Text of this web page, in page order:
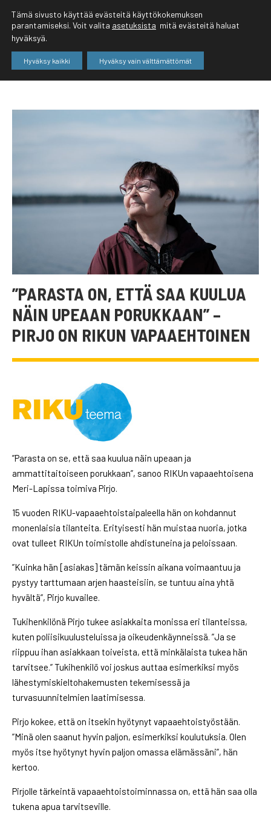
”PARASTA ON, ETTÄ SAA KUULUA
NÄIN UPEAAN PORUKKAAN” –
PIRJO ON RIKUN VAPAAEHTOINEN
”Parasta on se, että saa kuulua näin upeaan ja
ammattitaitoiseen porukkaan”, sanoo RIKUn vapaaehtoisena
Meri-Lapissa toimiva Pirjo.
15 vuoden RIKU-vapaaehtoistaipaleella hän on kohdannut
monenlaisia tilanteita. Erityisesti hän muistaa nuoria, jotka
ovat tulleet RIKUn toimistolle ahdistuneina ja peloissaan.
”Kuinka hän [asiakas] tämän keissin aikana voimaantuu ja
pystyy tarttumaan arjen haasteisiin, se tuntuu aina yhtä
hyvältä”, Pirjo kuvailee.
Tukihenkilönä Pirjo tukee asiakkaita monissa eri tilanteissa,
kuten poliisikuulusteluissa ja oikeudenkäynneissä. ”Ja se
riippuu ihan asiakkaan toiveista, että minkälaista tukea hän
tarvitsee.” Tukihenkilö voi joskus auttaa esimerkiksi myös
lähestymiskieltohakemusten tekemisessä ja
turvasuunnitelmien laatimisessa.
Pirjo kokee, että on itsekin hyötynyt vapaaehtoistyöstään.
”Minä olen saanut hyvin paljon, esimerkiksi koulutuksia. Olen
myös itse hyötynyt hyvin paljon omassa elämässäni”, hän
kertoo.
Pirjolle tärkeintä vapaaehtoistoiminnassa on, että hän saa olla
tukena apua tarvitseville.
Tämä sivusto käyttää evästeitä käyttökokemuksen
parantamiseksi. Voit valita asetuksista mitä evästeitä haluat
hyväksyä.
Hyväksy kaikki Hyväksy vain välttämättömät